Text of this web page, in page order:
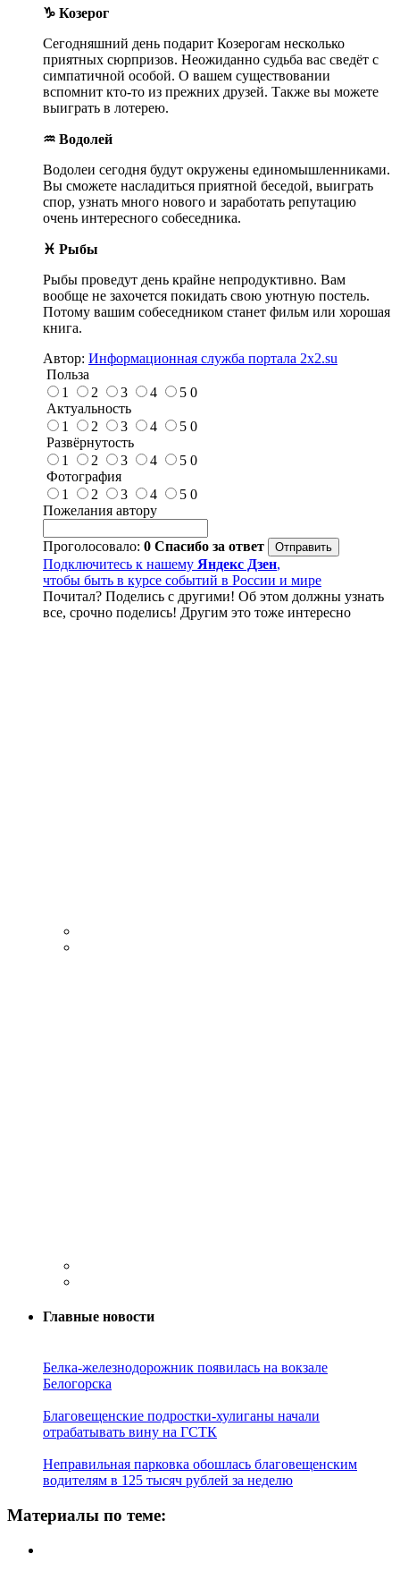
♑ Козерог
Сегодняшний день подарит Козерогам несколько
приятных сюрпризов. Неожиданно судьба вас сведёт с
симпатичной особой. О вашем существовании
вспомнит кто-то из прежних друзей. Также вы можете
выиграть в лотерею.
♒ Водолей
Водолеи сегодня будут окружены единомышленниками.
Вы сможете насладиться приятной беседой, выиграть
спор, узнать много нового и заработать репутацию
очень интересного собеседника.
♓ Рыбы
Рыбы проведут день крайне непродуктивно. Вам
вообще не захочется покидать свою уютную постель.
Потому вашим собеседником станет фильм или хорошая
книга.
Автор: Информационная служба портала 2x2.su
Польза
1
2 3 4 5 0
Актуальность
1
2 3 4 5 0
Развёрнутость
1
2 3 4 5 0
Фотография
1
2 3 4 5 0
Пожелания автору
Проголосовало: 0 Спасибо за ответ
Подключитесь к нашему Яндекс Дзен,
чтобы быть в курсе событий в России и мире
Почитал? Поделись с другими! Об этом должны узнать
все, срочно поделись! Другим это тоже интересно
Главные новости
Белка-железнодорожник появилась на вокзале
Белогорска
Благовещенские подростки-хулиганы начали
отрабатывать вину на ГСТК
Неправильная парковка обошлась благовещенским
водителям в 125 тысяч рублей за неделю
Материалы по теме: